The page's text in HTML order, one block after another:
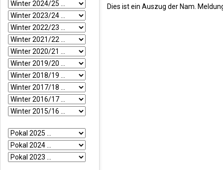
Dies ist ein Auszug der Nam.